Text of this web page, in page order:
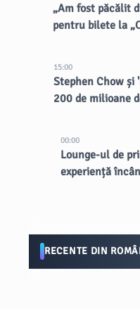
„Am fost păcălit
pentru bilete la
15:00
Stephen Chow și
200 de milioane
00:00
Lounge-ul de
experiență
RECENTE DIN